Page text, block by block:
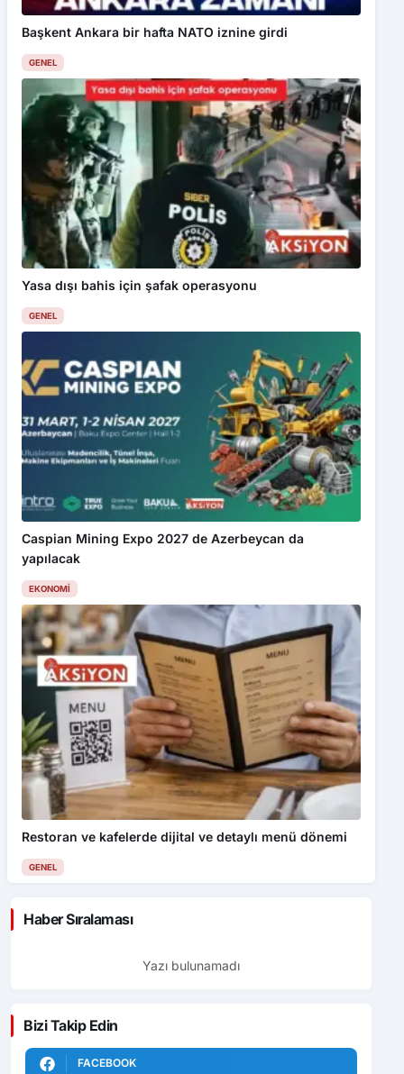
Başkent Ankara bir hafta NATO iznine girdi
GENEL
Yasa dışı bahis için şafak operasyonu
GENEL
Caspian Mining Expo 2027 de Azerbeycan da
yapılacak
EKONOMI
Restoran ve kafelerde dijital ve detaylı menü dönemi
GENEL
Haber Sıralaması
Yazı bulunamadı
Bizi Takip Edin
FACEBOOK